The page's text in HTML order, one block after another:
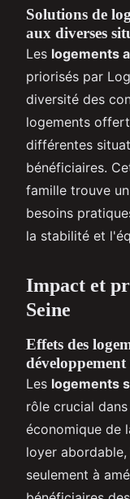
Solutions de
aux diverses
Les logements
priorisés par
diversité des
logements
différentes
bénéficiaires.
famille trouve
besoins
la stabilité et
Impact et
Seine
Effets des
Les logements
rôle crucial
économique de
loyer
seulement à